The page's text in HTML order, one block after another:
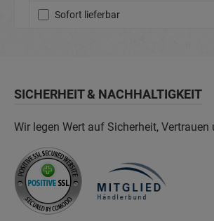
Sofort lieferbar
SICHERHEIT & NACHHALTIGKEIT
Wir legen Wert auf Sicherheit,